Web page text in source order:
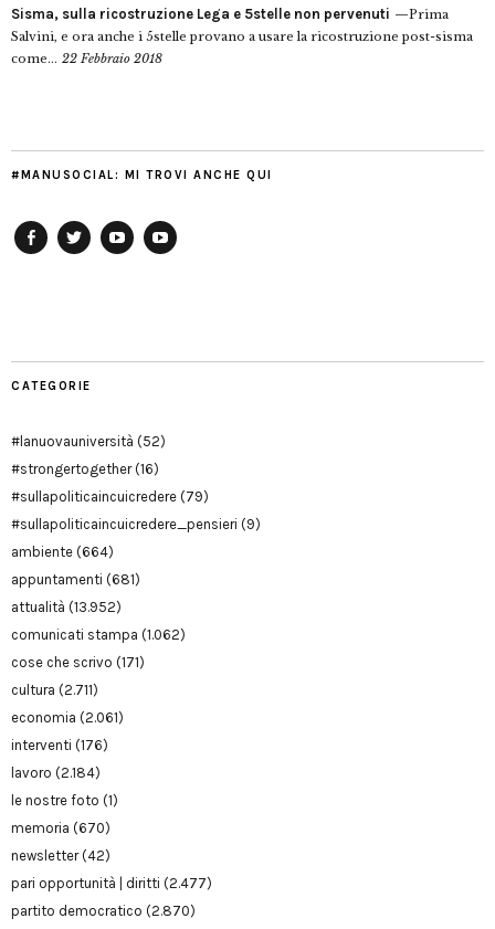
Sisma, sulla ricostruzione Lega e 5stelle non pervenuti
Prima
Salvini, e ora anche i 5stelle provano a usare la ricostruzione post-sisma
come... 22 Febbraio 2018
#MANUSOCIAL: MI TROVI ANCHE QUI
CATEGORIE
#lanuovauniversità (52)
#strongertogether(16)
#sullapoliticaincuicredere (79)
#sullapoliticaincuicredere_pensieri (9)
ambiente (664)
appuntamenti (681)
attualità (13.952)
comunicati stampa (1.062)
cose che scrivo (171)
cultura (2.711)
economia (2.061)
interventi (176)
lavoro (2.184)
le nostre foto (1)
memoria (670)
newsletter(42)
pari opportunità | diritti (2.477)
partito democratico (2.870)